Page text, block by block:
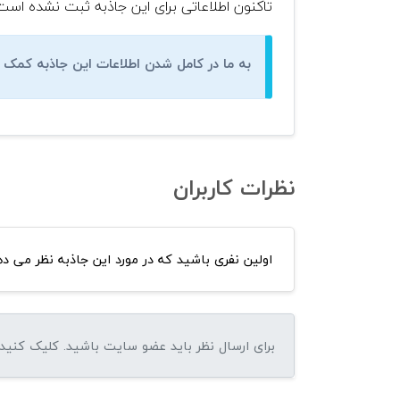
تاکنون اطلاعاتی برای این جاذبه ثبت نشده
به ما در کامل شدن اطلاعات این جاذبه کمک
نظرات کاربران
اولین نفری باشید که در مورد این جاذبه نظر می